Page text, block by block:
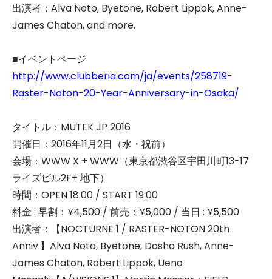
出演者：Alva Noto, Byetone, Robert Lippok, Anne-
James Chaton, and more.
■イベントページ
http://www.clubberia.com/ja/events/258719-
Raster-Noton-20-Year-Anniversary-in-Osaka/
タイトル：MUTEK JP 2016
開催日：2016年11月2日（水・祝前）
会場：WWW X + WWW（東京都渋谷区宇田川町13-17
ライズビル2F+ 地下）
時間：OPEN 18:00 / START 19:00
料金 : 早割：¥4,500 / 前売：¥5,000 / 当日 : ¥5,500
出演者：【NOCTURNE 1 / RASTER-NOTON 20th
Anniv.】Alva Noto, Byetone, Dasha Rush, Anne-
James Chaton, Robert Lippok, Ueno